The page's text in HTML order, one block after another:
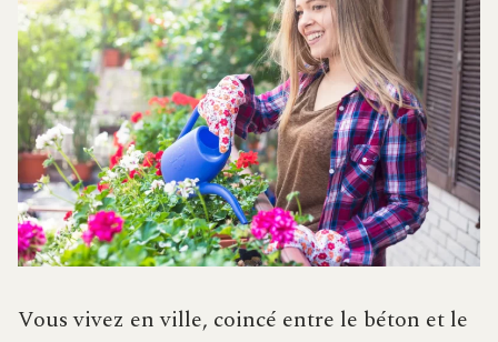
Vous vivez en ville, coincé entre le béton et le